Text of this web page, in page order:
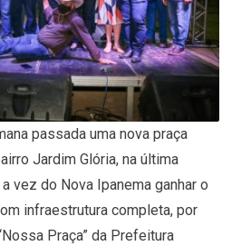
passada uma nova praça
Jardim Glória, na última
vez do Nova Ipanema ganhar o
infraestrutura completa, por
Praça” da Prefeitura